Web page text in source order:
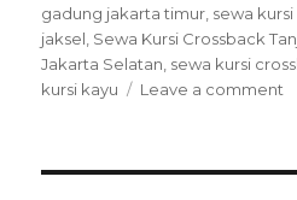
gadung jakarta timur, sewa
jaksel, Sewa Kursi Crossback
Jakarta Selatan, sewa kursi
kursi kayu
Leave a comment